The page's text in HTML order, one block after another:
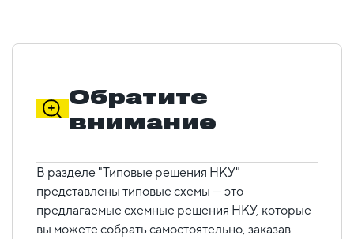
Обратите
внимание
В разделе "Типовые решения НКУ"
представлены типовые схемы — это
предлагаемые схемные решения НКУ, которые
вы можете собрать самостоятельно, заказав